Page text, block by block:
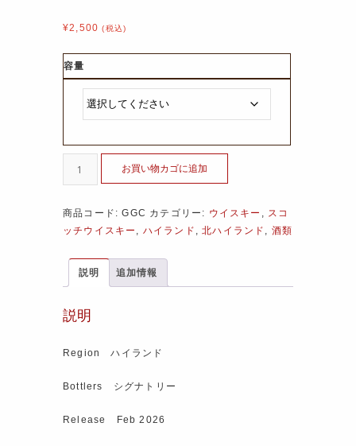
¥2,500 (税込)
容量
お買い物カゴに追加
商品コード:GGC カテゴリー: ウイスキー , スコ
ッチウイスキー , ハイランド ,北ハイランド , 酒類
説明 追加情報
説明
Region ハイランド
Bottlers シグナトリー
Release Feb 2026